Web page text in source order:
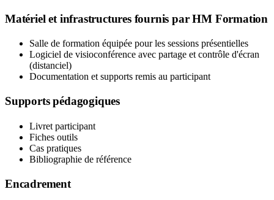
Matériel et infrastructures fournis par HM Formation
Salle de formation équipée pour les sessions présentielles
Logiciel de visioconférence avec partage et contrôle d'écran
(distanciel)
Documentation et supports remis au participant
Supports pédagogiques
Livret participant
Fiches outils
Cas pratiques
Bibliographie de référence
Encadrement